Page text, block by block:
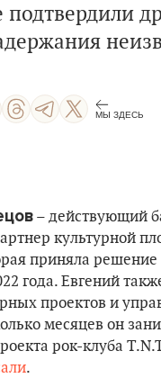
МЫ ЗДЕСЬ
– действующий
культурной
приняла
года. Евгений
проектов и
месяцев он
рок-клуба
.